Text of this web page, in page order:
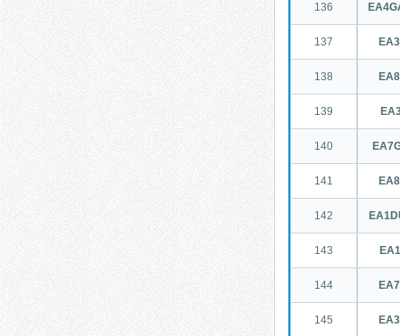
136
137
138
139
140
141
142
143
144
145